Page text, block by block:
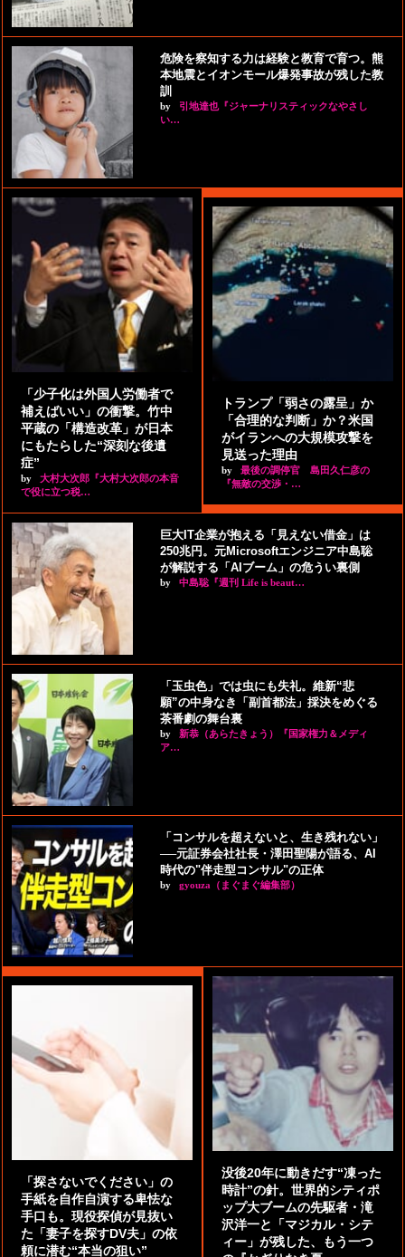
危険を察知する力は経験と教育で育つ。熊
本地震とイオンモール爆発事故が残した教
訓
by
引地達也『ジャーナリスティックなやさし
い…
「少子化は外国人労働者で
補えばいい」の衝撃。竹中
平蔵の「構造改革」が日本
にもたらした“深刻な後遺
症”
by
大村大次郎『大村大次郎の本音
で役に立つ税…
トランプ「弱さの露呈」か
「合理的な判断」か？米国
がイランへの大規模攻撃を
見送った理由
by
最後の調停官 島田久仁彦の
『無敵の交渉・…
巨大IT企業が抱える「見えない借金」は
250兆円。元Microsoftエンジニア中島聡
が解説する「AIブーム」の危うい裏側
by 中島聡『週刊 Life is beaut…
「玉虫色」では虫にも失礼。維新“悲
願”の中身なき「副首都法」採決をめぐる
茶番劇の舞台裏
by
新恭（あらたきょう）『国家権力＆メディ
ア…
「コンサルを超えないと、生き残れない」
──元証券会社社長・澤田聖陽が語る、AI
時代の"伴走型コンサル"の正体
by gyouza（まぐまぐ編集部）
「探さないでください」の
手紙を自作自演する卑怯な
手口も。現役探偵が見抜い
た「妻子を探すDV夫」の依
頼に潜む“本当の狙い”
没後20年に動きだす“凍った
時計”の針。世界的シティポ
ップ大ブームの先駆者・滝
沢洋一と「マジカル・シテ
ィー」が残した、もう一つ